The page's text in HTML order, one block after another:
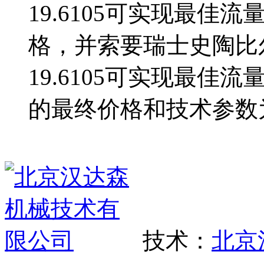
19.6105可实现最佳流
格，并索要瑞士史陶
19.6105可实现最佳流
的最终价格和技术参
技术： 北京